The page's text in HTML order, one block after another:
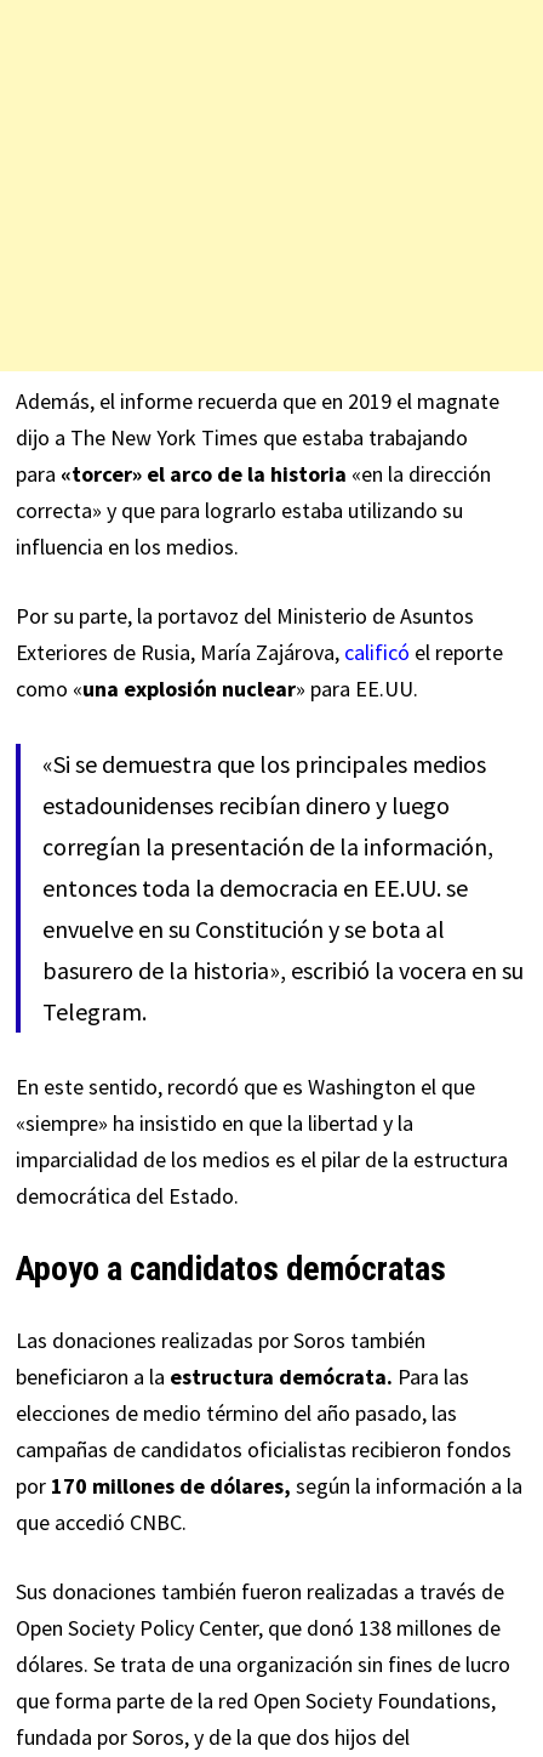
Además, el informe recuerda que en 2019 el magnate
dijo a The New York Times que estaba trabajando
para «torcer» el arco de la historia «en la dirección
correcta» y que para lograrlo estaba utilizando su
influencia en los medios.
Por su parte, la portavoz del Ministerio de Asuntos
Exteriores de Rusia, María Zajárova, calificó el reporte
como «una explosión nuclear» para EE.UU.
«Si se demuestra que los principales medios
estadounidenses recibían dinero y luego
corregían la presentación de la información,
entonces toda la democracia en EE.UU. se
envuelve en su Constitución y se bota al
basurero de la historia», escribió la vocera en su
Telegram.
En este sentido, recordó que es Washington el que
«siempre» ha insistido en que la libertad y la
imparcialidad de los medios es el pilar de la estructura
democrática del Estado.
Apoyo a candidatos demócratas
Las donaciones realizadas por Soros también
beneficiaron a la estructura demócrata. Para las
elecciones de medio término del año pasado, las
campañas de candidatos oficialistas recibieron fondos
por 170 millones de dólares, según la información a la
que accedió CNBC.
Sus donaciones también fueron realizadas a través de
Open Society Policy Center, que donó 138 millones de
dólares. Se trata de una organización sin fines de lucro
que forma parte de la red Open Society Foundations,
fundada por Soros, y de la que dos hijos del